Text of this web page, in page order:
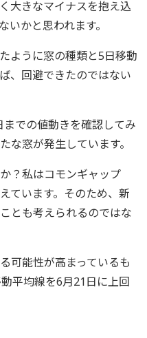
大きなマイナスを抱え込
いかと思われます。
ように窓の種類と5日移動
、回避できたのではない
での値動きを確認してみ
な窓が発生しています。
？私はコモンギャップ
ています。そのため、新
とも考えられるのではな
可能性が高まっているも
平均線を6月21日に上回